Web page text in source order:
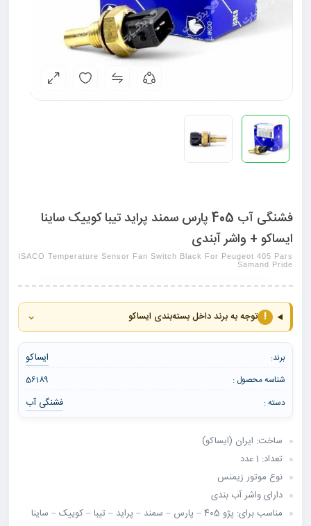
فشنگی آب 405 پارس سمند پراید تیبا کوییک ساینا
ایساکو + واشر آبندی
ISACO Temperature Sensor Fan Switch Black For Peugeot 405 Pars
Samand Pride
! توجه به برند داخل بسته‌بندی ایساکو ⌄
برند: ایساکو
شناسه محصول :
56189
دسته :
فشنگی آب
ساخت: ایران (ایساکو)
تعداد: 1 عدد
نوع موتور زیمنس
دارای واشر آب بندی
مناسب برای: پژو 405 – پارس – سمند – پراید – تیبا – کوییک – ساینا